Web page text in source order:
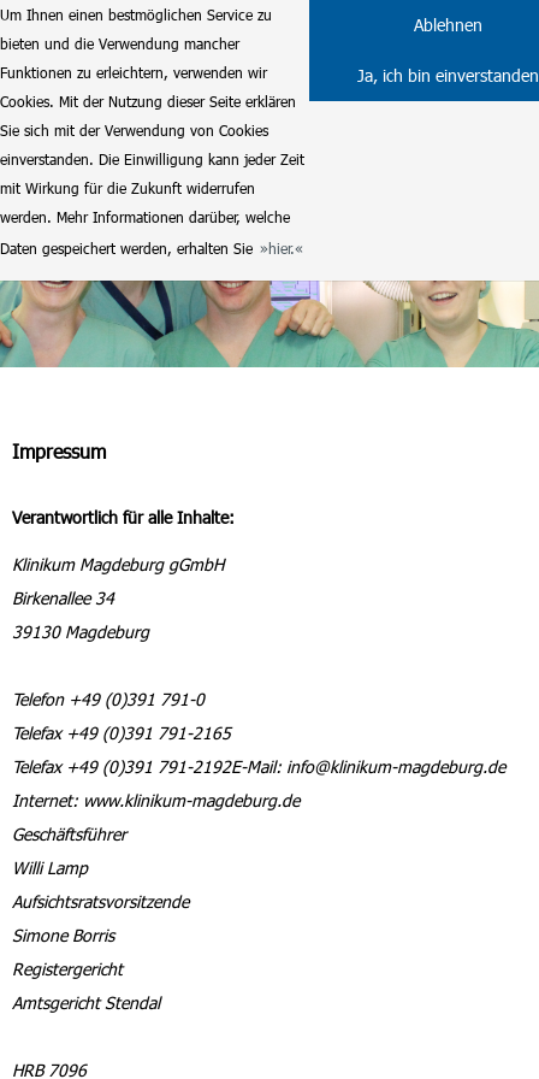
Um Ihnen einen bestmöglichen Service zu
bieten und die Verwendung mancher
Funktionen zu erleichtern, verwenden wir
Cookies. Mit der Nutzung dieser Seite erklären
Sie sich mit der Verwendung von Cookies
einverstanden. Die Einwilligung kann jeder Zeit
mit Wirkung für die Zukunft widerrufen
werden. Mehr Informationen darüber, welche
Daten gespeichert werden, erhalten Sie
hier.
Ablehnen
Ja, ich bin einverstanden
Impressum
Verantwortlich für alle Inhalte:
Klinikum Magdeburg gGmbH
Birkenallee 34
39130 Magdeburg
Telefon +49 (0)391 791-0
Telefax +49 (0)391 791-2165
Telefax +49 (0)391 791-2192E-Mail: info@klinikum-magdeburg.de
Internet: www.klinikum-magdeburg.de
Geschäftsführer
Willi Lamp
Aufsichtsratsvorsitzende
Simone Borris
Registergericht
Amtsgericht Stendal
HRB 7096